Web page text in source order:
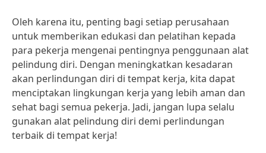
Oleh karena itu, penting bagi setiap perusahaan
untuk memberikan edukasi dan pelatihan kepada
para pekerja mengenai pentingnya penggunaan alat
pelindung diri. Dengan meningkatkan kesadaran
akan perlindungan diri di tempat kerja, kita dapat
menciptakan lingkungan kerja yang lebih aman dan
sehat bagi semua pekerja. Jadi, jangan lupa selalu
gunakan alat pelindung diri demi perlindungan
terbaik di tempat kerja!